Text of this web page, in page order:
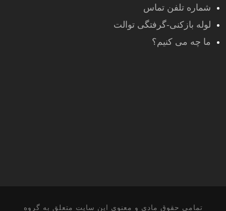
شماره تلفن تماس
لوله بازکنی-گرفتگی توالت
ما چه می کنیم؟
تمامی حقوق مادی و معنوی این سایت متعلق به گروه